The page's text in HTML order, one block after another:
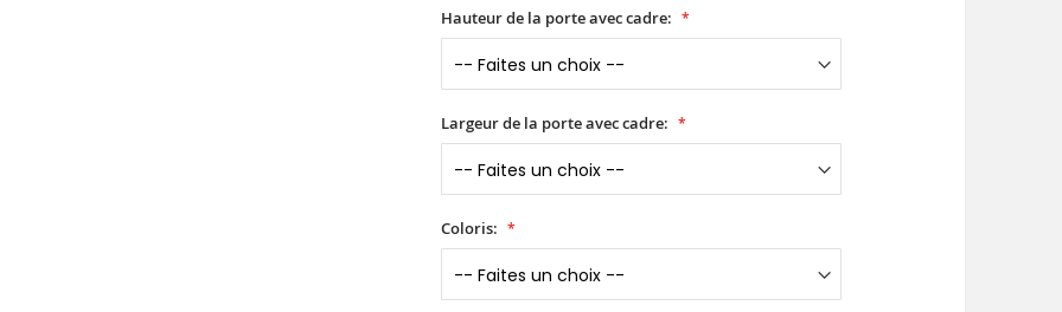
Hauteur de la porte avec cadre:
Largeur de la porte avec cadre:
Coloris: